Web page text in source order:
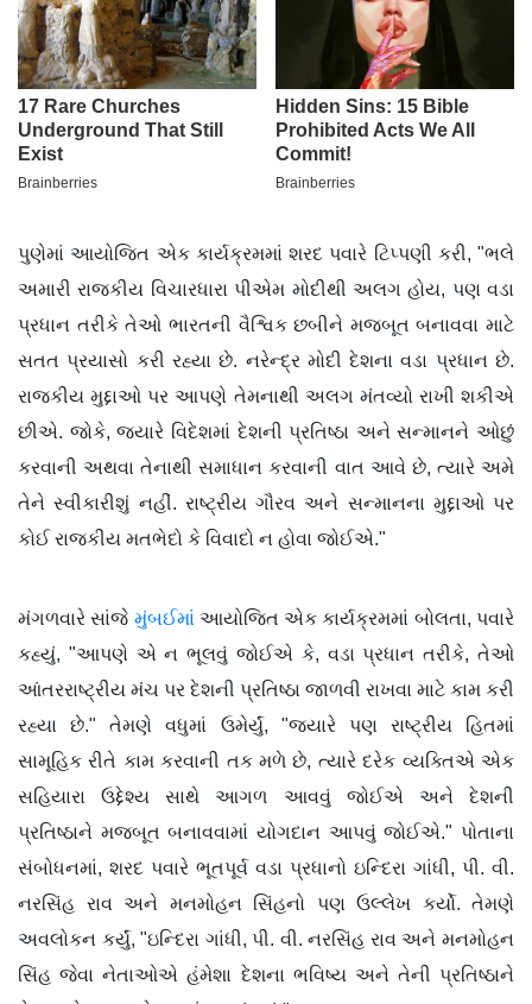
પુણેમાં આયોજિત એક કાર્યક્રમમાં શરદ પવારે ટિપ્પણી કરી, "ભલે
અમારી રાજકીય વિચારધારા પીએમ મોદીથી અલગ હોય, પણ વડા
પ્રધાન તરીકે તેઓ ભારતની વૈશ્વિક છબીને મજબૂત બનાવવા માટે
સતત પ્રયાસો કરી રહ્યા છે. નરેન્દ્ર મોદી દેશના વડા પ્રધાન છે.
રાજકીય મુદ્દાઓ પર આપણે તેમનાથી અલગ મંતવ્યો રાખી શકીએ
છીએ. જોકે, જ્યારે વિદેશમાં દેશની પ્રતિષ્ઠા અને સન્માનને ઓછું
કરવાની અથવા તેનાથી સમાધાન કરવાની વાત આવે છે, ત્યારે અમે
તેને સ્વીકારીશું નહીં. રાષ્ટ્રીય ગૌરવ અને સન્માનના મુદ્દાઓ પર
કોઈ રાજકીય મતભેદો કે વિવાદો ન હોવા જોઈએ."
મંગળવારે સાંજે મુંબઈમાં આયોજિત એક કાર્યક્રમમાં બોલતા, પવારે
કહ્યું, "આપણે એ ન ભૂલવું જોઈએ કે, વડા પ્રધાન તરીકે, તેઓ
આંતરરાષ્ટ્રીય મંચ પર દેશની પ્રતિષ્ઠા જાળવી રાખવા માટે કામ કરી
રહ્યા છે." તેમણે વધુમાં ઉમેર્યું, "જ્યારે પણ રાષ્ટ્રીય હિતમાં
સામૂહિક રીતે કામ કરવાની તક મળે છે, ત્યારે દરેક વ્યક્તિએ એક
સહિયારા ઉદ્દેશ્ય સાથે આગળ આવવું જોઈએ અને દેશની
પ્રતિષ્ઠાને મજબૂત બનાવવામાં યોગદાન આપવું જોઈએ." પોતાના
સંબોધનમાં, શરદ પવારે ભૂતપૂર્વ વડા પ્રધાનો ઇન્દિરા ગાંધી, પી. વી.
નરસિંહ રાવ અને મનમોહન સિંહનો પણ ઉલ્લેખ કર્યો. તેમણે
અવલોકન કર્યું, "ઇન્દિરા ગાંધી, પી. વી. નરસિંહ રાવ અને મનમોહન
સિંહ જેવા નેતાઓએ હંમેશા દેશના ભવિષ્ય અને તેની પ્રતિષ્ઠાને